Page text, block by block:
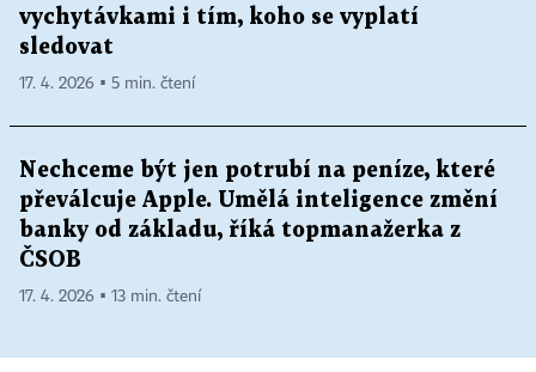
vychytávkami i tím, koho se vyplatí
sledovat
17. 4. 2026 ▪ 5 min. čtení
Nechceme být jen potrubí na peníze, které
převálcuje Apple. Umělá inteligence změní
banky od základu, říká topmanažerka z
ČSOB
17. 4. 2026 ▪ 13 min. čtení